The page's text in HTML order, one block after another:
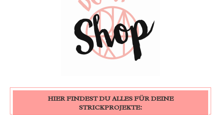
HIER FINDEST DU ALLES FÜR DEINE
STRICKPROJEKTE: